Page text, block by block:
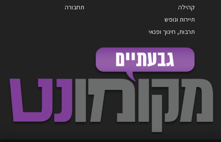
קהילה
תיירות ונופש
תרבות, חינוך ופנאי
תחבורה